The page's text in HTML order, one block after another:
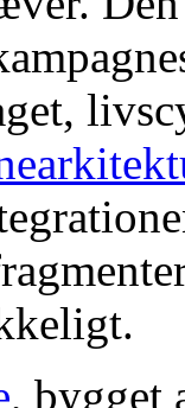
, bygget